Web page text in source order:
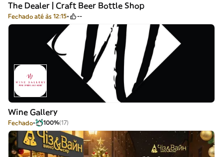
The Dealer | Craft Beer Bottle Shop
Fechado até às 12:15 --
Wine Gallery
Fechado 100%(17)